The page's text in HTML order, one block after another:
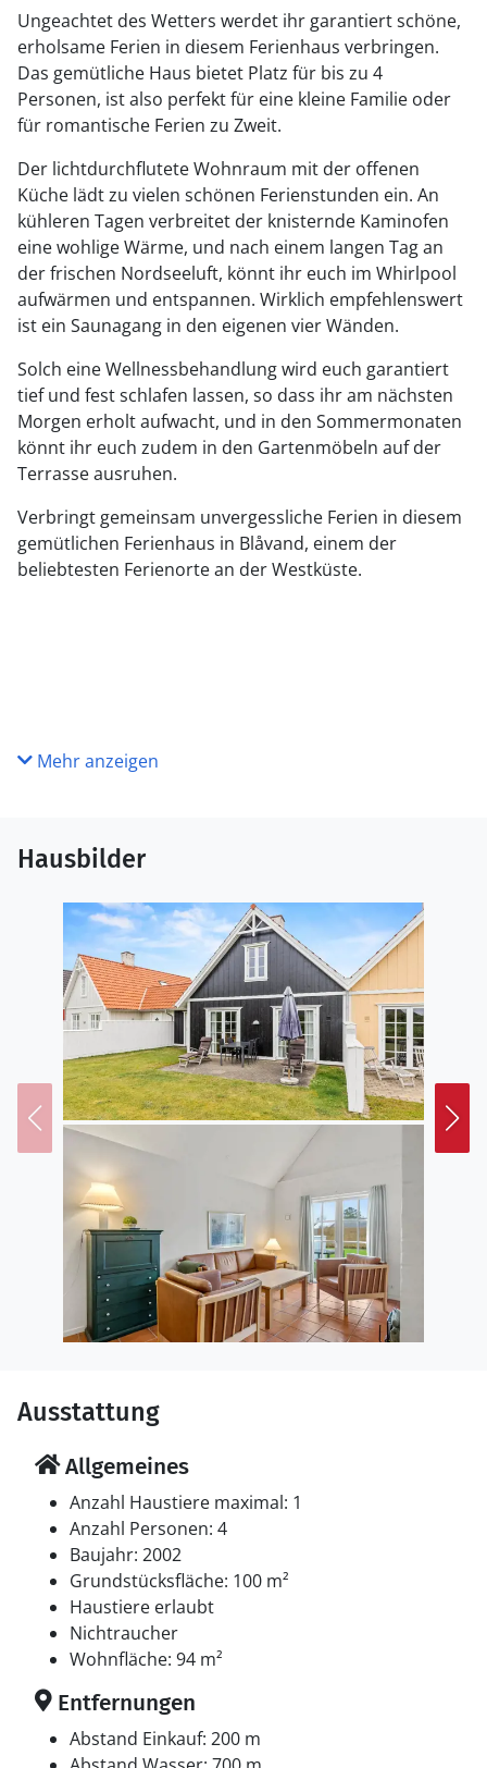
Ungeachtet des Wetters werdet ihr garantiert schöne,
erholsame Ferien in diesem Ferienhaus verbringen.
Das gemütliche Haus bietet Platz für bis zu 4
Personen, ist also perfekt für eine kleine Familie oder
für romantische Ferien zu Zweit.
Der lichtdurchflutete Wohnraum mit der offenen
Küche lädt zu vielen schönen Ferienstunden ein. An
kühleren Tagen verbreitet der knisternde Kaminofen
eine wohlige Wärme, und nach einem langen Tag an
der frischen Nordseeluft, könnt ihr euch im Whirlpool
aufwärmen und entspannen. Wirklich empfehlenswert
ist ein Saunagang in den eigenen vier Wänden.
Solch eine Wellnessbehandlung wird euch garantiert
tief und fest schlafen lassen, so dass ihr am nächsten
Morgen erholt aufwacht, und in den Sommermonaten
könnt ihr euch zudem in den Gartenmöbeln auf der
Terrasse ausruhen.
Verbringt gemeinsam unvergessliche Ferien in diesem
gemütlichen Ferienhaus in Blåvand, einem der
beliebtesten Ferienorte an der Westküste.
Mehr anzeigen
Hausbilder
Ausstattung
Allgemeines
Anzahl Haustiere maximal: 1
Anzahl Personen: 4
Baujahr: 2002
Grundstücksfläche: 100 m²
Haustiere erlaubt
Nichtraucher
Wohnfläche: 94 m²
Entfernungen
Abstand Einkauf: 200 m